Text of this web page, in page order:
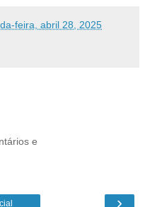
feira, abril 28, 2025
e
›